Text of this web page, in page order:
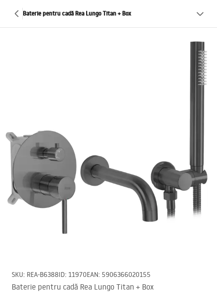
Baterie pentru cadă Rea Lungo Titan + Box
SKU: REA-B6388ID: 11970EAN: 5906366020155
Baterie pentru cadă Rea Lungo Titan + Box